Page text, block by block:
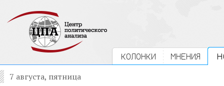
КОЛОНКИ МНЕНИЯ
7 августа, пятница